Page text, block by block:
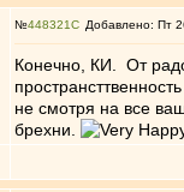
№448321 Добавлено: Пт
Конечно, КИ. От
не смотря на все
брехни.